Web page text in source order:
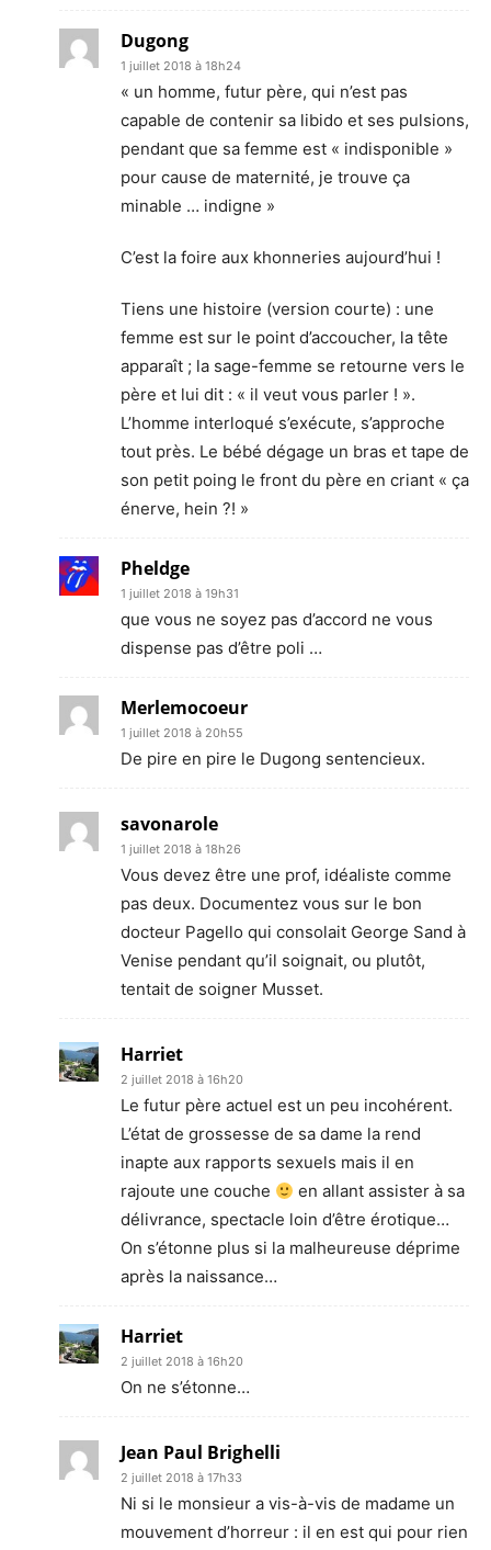
Dugong
1 juillet 2018 à 18h24
« un homme, futur père, qui n’est pas
capable de contenir sa libido et ses pulsions,
pendant que sa femme est « indisponible »
pour cause de maternité, je trouve ça
minable … indigne »
C’est la foire aux khonneries aujourd’hui !
Tiens une histoire (version courte) : une
femme est sur le point d’accoucher, la tête
apparaît ; la sage-femme se retourne vers le
père et lui dit : « il veut vous parler ! ».
L’homme interloqué s’exécute, s’approche
tout près. Le bébé dégage un bras et tape de
son petit poing le front du père en criant « ça
énerve, hein ?! »
Pheldge
1 juillet 2018 à 19h31
que vous ne soyez pas d’accord ne vous
dispense pas d’être poli …
Merlemocoeur
1 juillet 2018 à 20h55
De pire en pire le Dugong sentencieux.
savonarole
1 juillet 2018 à 18h26
Vous devez être une prof, idéaliste comme
pas deux. Documentez vous sur le bon
docteur Pagello qui consolait George Sand à
Venise pendant qu’il soignait, ou plutôt,
tentait de soigner Musset.
Harriet
2 juillet 2018 à 16h20
Le futur père actuel est un peu incohérent.
L’état de grossesse de sa dame la rend
inapte aux rapports sexuels mais il en
rajoute une couche
en allant assister à sa
délivrance, spectacle loin d’être érotique…
On s’étonne plus si la malheureuse déprime
après la naissance…
Harriet
2 juillet 2018 à 16h20
On ne s’étonne…
Jean Paul Brighelli
2 juillet 2018 à 17h33
Ni si le monsieur a vis-à-vis de madame un
mouvement d’horreur : il en est qui pour rien